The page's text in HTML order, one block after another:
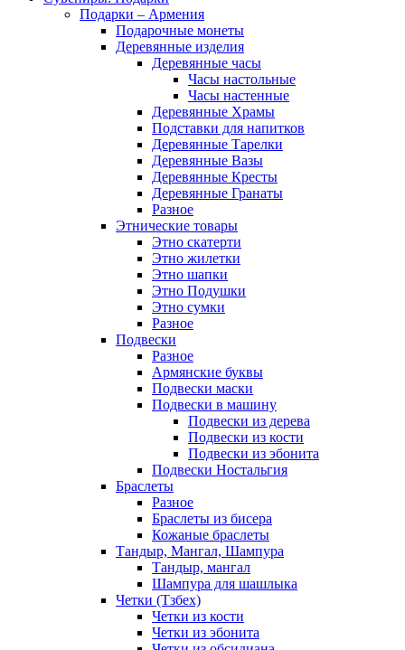
Подарки – Армения
Подарочные монеты
Деревянные изделия
Деревянные часы
Часы настольные
Часы настенные
Деревянные Храмы
Подставки для напитков
Деревянные Тарелки
Деревянные Вазы
Деревянные Кресты
Деревянные Гранаты
Разное
Этнические товары
Этно скатерти
Этно жилетки
Этно шапки
Этно Подушки
Этно сумки
Разное
Подвески
Разное
Армянские буквы
Подвески маски
Подвески в машину
Подвески из дерева
Подвески из кости
Подвески из эбонита
Подвески Ностальгия
Браслеты
Разное
Браслеты из бисера
Кожаные браслеты
Тандыр, Мангал, Шампура
Тандыр, мангал
Шампура для шашлыка
Четки (Тзбех)
Четки из кости
Четки из эбонита